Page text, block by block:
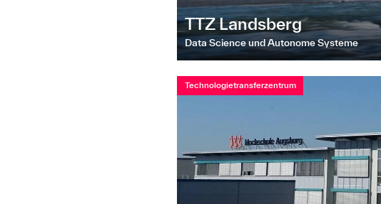
TTZ Landsberg
Data Science und Autonome Systeme
Technologietransferzentrum